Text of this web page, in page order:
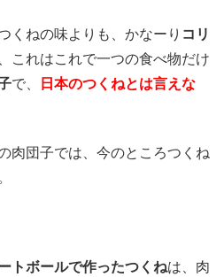
くねの味よりも、かなーり コリ
、これはこれで一つの食べ物だけ
で、 日本のつくねとは言えな
肉団子では、今のところつくね
トボールで作ったつくねは、肉